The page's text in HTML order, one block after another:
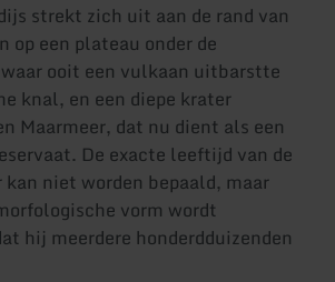
strekt zich uit aan de rand van
op een plateau onder de
ooit een vulkaan uitbarstte
knal, en een diepe krater
Maarmeer, dat nu dient als een
De exacte leeftijd van de
niet worden bepaald, maar
vorm wordt
hij meerdere honderdduizenden